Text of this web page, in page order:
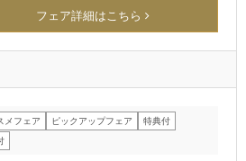
フェア詳細はこちら
メフェア ピックアップフェア
特典付